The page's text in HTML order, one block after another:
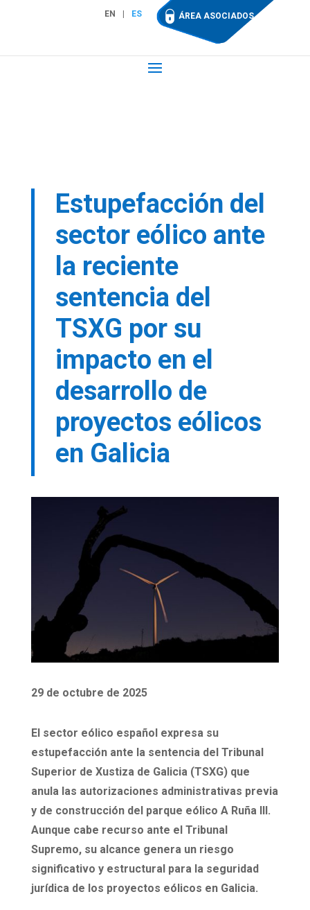
EN ES ÁREA ASOCIADOS
Estupefacción del
sector eólico ante
la reciente
sentencia del
TSXG por su
impacto en el
desarrollo de
proyectos eólicos
en Galicia
29 de octubre de 2025
El sector eólico español expresa su
estupefacción ante la sentencia del Tribunal
Superior de Xustiza de Galicia (TSXG) que
anula las autorizaciones administrativas previa
y de construcción del parque eólico A Ruña III.
Aunque cabe recurso ante el Tribunal
Supremo, su alcance genera un riesgo
significativo y estructural para la seguridad
jurídica de los proyectos eólicos en Galicia.